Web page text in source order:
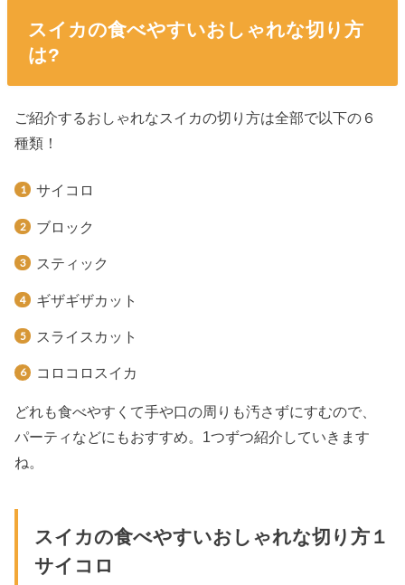
スイカの食べやすいおしゃれな切り方
は?
ご紹介するおしゃれなスイカの切り方は全部で以下の６
種類！
サイコロ
ブロック
スティック
ギザギザカット
スライスカット
コロコロスイカ
どれも食べやすくて手や口の周りも汚さずにすむので、
パーティなどにもおすすめ。1つずつ紹介していきます
ね。
スイカの食べやすいおしゃれな切り方１
サイコロ